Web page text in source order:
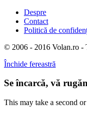
Despre
Contact
Politică de
© 2006 - 2016 Volan.ro -
Închide fereastră
Se încarcă, vă
This may take a second